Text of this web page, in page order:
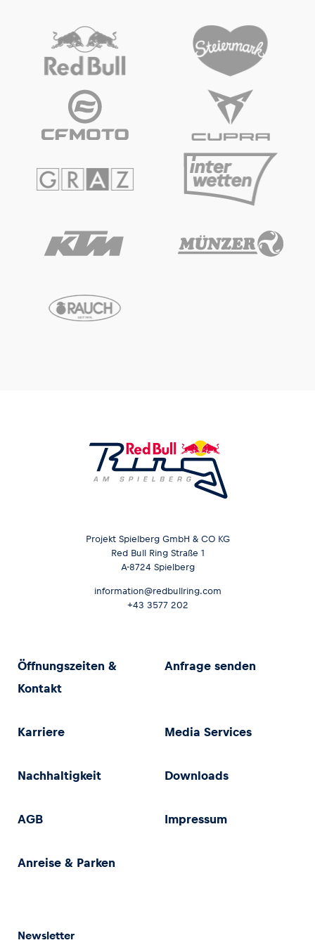
Fahrzeug
Alle anzeigen
Alle anzeigen
Projekt Spielberg GmbH & CO KG
Red Bull Ring Straße 1
A-8724 Spielberg
information@redbullring.com
+43 3577 202
Öffnungszeiten &
Kontakt
Anfrage senden
Karriere Media Services
Nachhaltigkeit Downloads
AGB Impressum
Anreise & Parken
Newsletter